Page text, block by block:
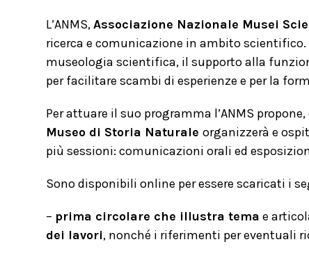
L’ANMS,Associazione Nazionale Musei
ricerca e comunicazione in ambito
museologia scientifica, il supporto alla
per facilitare scambi di esperienze e per la
Per attuare il suo programma l’ANMS
Museo di Storia Naturale organizzerà e
più sessioni: comunicazioni orali ed
Sono disponibili online per essere scaricati i
– prima circolare che illustra tema e
dei lavori, nonché i riferimenti per eventuali